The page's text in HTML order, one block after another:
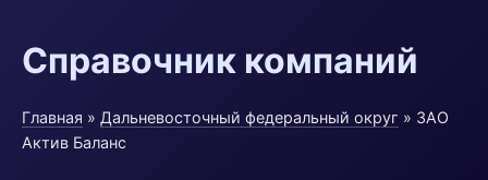
Справочник компаний
Главная » Дальневосточный федеральный округ » ЗАО
Актив Баланс